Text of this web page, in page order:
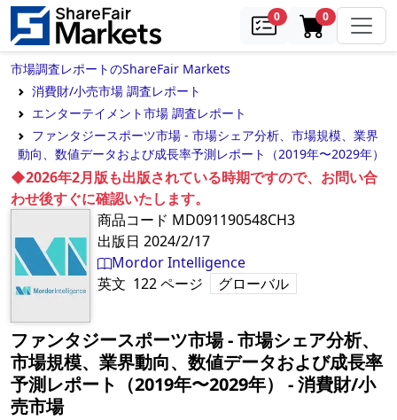
0samples0in cart
市場調査レポートのShareFair Markets
消費財/小売市場 調査レポート
エンターテイメント市場 調査レポート
ファンタジースポーツ市場 - 市場シェア分析、市場規模、業界
動向、数値データおよび成長率予測レポート（2019年〜2029年）
◆2026年2月版も出版されている時期ですので、お問い合
わせ後すぐに確認いたします。
商品コード MD091190548CH3
出版日 2024/2/17
Mordor Intelligence
英文 122ページ グローバル
ファンタジースポーツ市場 - 市場シェア分析、
市場規模、業界動向、数値データおよび成長率
予測レポート（2019年〜2029年）
‐消費財/小
売市場